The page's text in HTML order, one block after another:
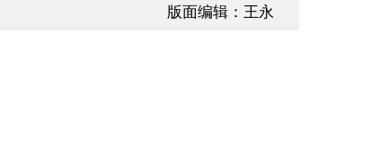
版面编辑：王永